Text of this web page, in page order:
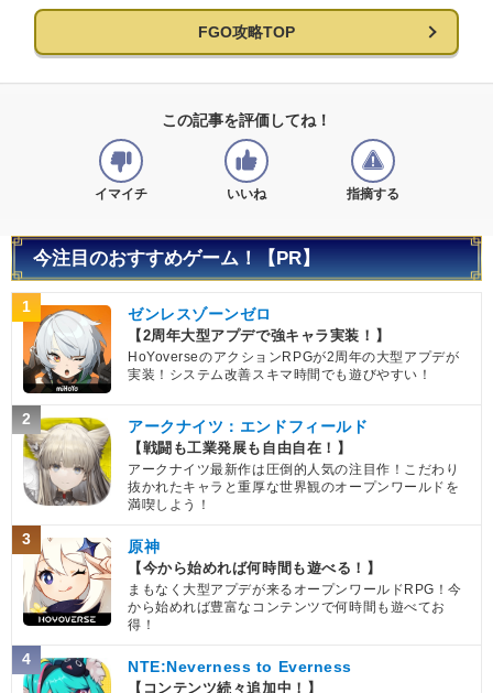
FGO攻略TOP
この記事を評価してね！
イマイチ いいね 指摘する
今注目のおすすめゲーム！【PR】
1 ゼンレスゾーンゼロ
【2周年大型アプデで強キャラ実装！】
HoYoverseのアクションRPGが2周年の大型アプデが
実装！システム改善スキマ時間でも遊びやすい！
2 アークナイツ：エンドフィールド
【戦闘も工業発展も自由自在！】
アークナイツ最新作は圧倒的人気の注目作！こだわり
抜かれたキャラと重厚な世界観のオープンワールドを
満喫しよう！
3 原神
【今から始めれば何時間も遊べる！】
まもなく大型アプデが来るオープンワールドRPG！今
から始めれば豊富なコンテンツで何時間も遊べてお
得！
4 NTE:Neverness to Everness
【コンテンツ続々追加中！】